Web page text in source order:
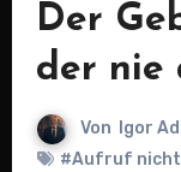
Der
der nie
Von Igor
#Aufruf